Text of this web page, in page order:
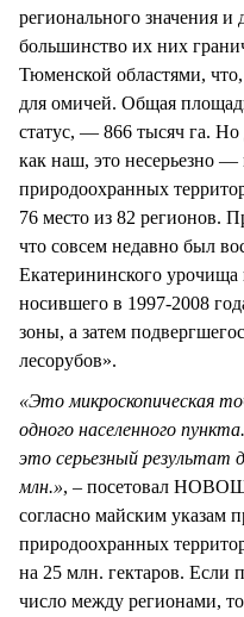
регионального значения
большинство их них
Тюменской областями,
для омичей. Общая
статус, — 866 тысяч га. Но
как наш, это несерьезно
природоохранных
76 место из 82 регионов.
что совсем недавно был
Екатерининского
носившего в 1997-2008
зоны, а затем
лесорубов».
«Это микроскопическая
одного населенного
это серьезный результат
млн.», – посетовал
согласно майским указам
природоохранных
на 25 млн. гектаров. Если
число между регионами,